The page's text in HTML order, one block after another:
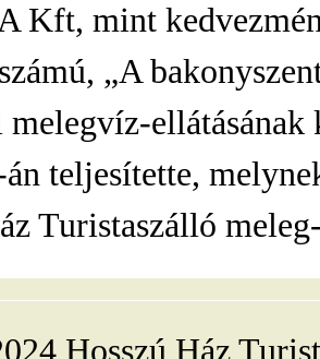
Kft, mint
„A
melegvíz-
teljesítette,
Turistaszálló
Hosszú Ház